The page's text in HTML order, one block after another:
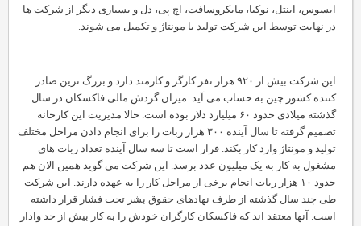
ایسوس، اینتل، نوکیا، مایکروسافت، اچ پی، دل و بسیاری دیگر از شرکت ها
در نهایت توسط این شرکت تولید یا مونتاژ و تکمیل می شوند. ‏
این شرکت بیش از ۹۲۰ هزار نفر کارگر و کارمند دارد و بزرگ ترین صادر
کننده کشور چین به حساب می آید. میزان گردش مالی فاکسکان در سال
گذشته میلادی حدود ۶۰ میلیارد دلار بوده است. ‏
حالا مدیریت این کارخانه
تصمیم گرفته تا سال آینده ۳۰۰ هزار ربات را برای انجام دادن مراحل مختلف
تولید و مونتاژ وارد کار بکند. قرار است تا سه سال آینده تعداد ربات های
مشغول به کار به یک میلیون عدد برسد. این شرکت می گوید همین الان هم
حدود ۱۰ هزار ربات انجام برخی از مراحل کار را به عهده دارند. ‏
این شرکت
طی چند سال گذشته از طرف نهادهای حقوق بشر تحت فشار قرار داشته
است. آنها معتقد اند که فاکسکان کارگران خودش را به کار بیش از حد وادار